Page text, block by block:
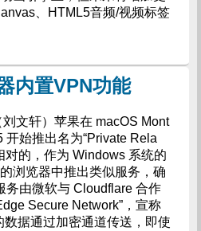
、HTML5音频/视频标签
内置VPN功能
文轩）苹果在 macOS Mont
开始推出名为“Private Rela
对的，作为 Windows 系统的
浏览器中推出类似服务，确
务由微软与 Cloudflare 合作
Secure Network”，宣称
据通过加密通道传送，即使